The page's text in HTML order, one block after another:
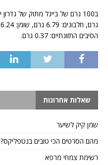
הסיבים התזונתיים: 0.37 גרם.
שאלות אחרונות
שמן קיק לשיער
מהם הסרטים הכי טובים בנטפליקס?
רשימת צמחי מרפא